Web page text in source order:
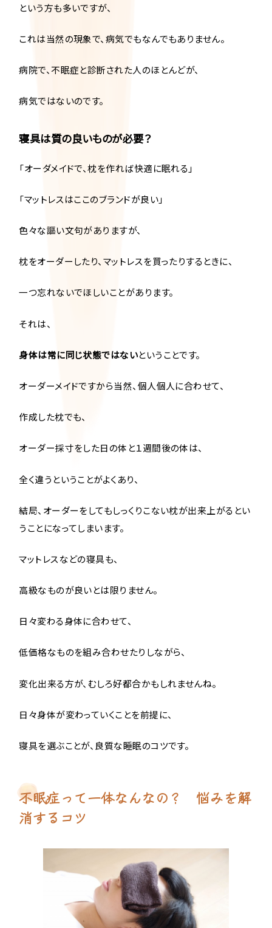
という方も多いですが、
これは当然の現象で、病気でもなんでもありません。
病院で、不眠症と診断された人のほとんどが、
病気ではないのです。
寝具は質の良いものが必要？
「オーダメイドで、枕を作れば快適に眠れる」
「マットレスはここのブランドが良い」
色々な謳い文句がありますが、
枕をオーダーしたり、マットレスを買ったりするときに、
一つ忘れないでほしいことがあります。
それは、
身体は常に同じ状態ではないということです。
オーダーメイドですから当然、個人個人に合わせて、
作成した枕でも、
オーダー採寸をした日の体と１週間後の体は、
全く違うということがよくあり、
結局、オーダーをしてもしっくりこない枕が出来上がるとい
うことになってしまいます。
マットレスなどの寝具も、
高級なものが良いとは限りません。
日々変わる身体に合わせて、
低価格なものを組み合わせたりしながら、
変化出来る方が、むしろ好都合かもしれませんね。
日々身体が変わっていくことを前提に、
寝具を選ぶことが、良質な睡眠のコツです。
不眠症って一体なんなの？ 悩みを解
消するコツ